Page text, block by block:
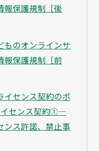
報保護規制［後
ものオンラインサ
報保護規制［前
イセンス契約のポ
イセンス契約①—
ンス許諾、禁止事